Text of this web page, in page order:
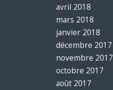
avril 2018
mars 2018
janvier 2018
décembre 2017
novembre 2017
octobre 2017
août 2017